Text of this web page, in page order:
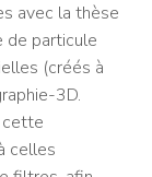
avec la thèse
de particule
(créés à
3D.
cette
celles